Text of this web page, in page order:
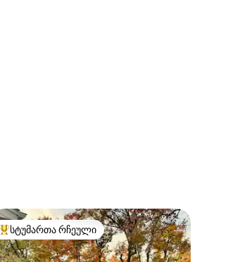
სტუმართა რჩეული მოწინავე ვარიანტი
სტუმართა რჩეული